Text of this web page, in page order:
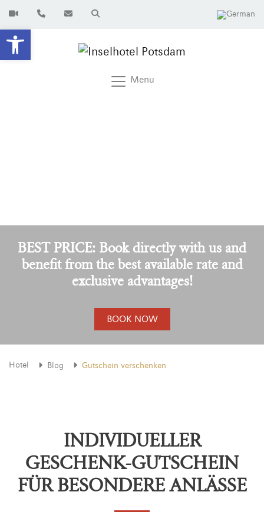
Open toolbar
Menu
BEST PRICE: Book directly with us and
benefit from the best available rate and
exclusive advantages!
BOOK NOW
Hotel Blog Gutschein verschenken
INDIVIDUELLER
GESCHENK-GUTSCHEIN
FÜR BESONDERE ANLÄSSE